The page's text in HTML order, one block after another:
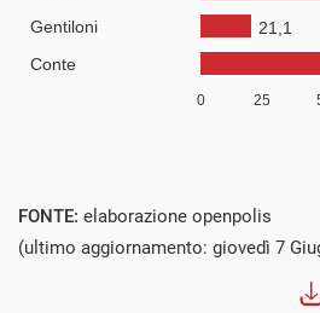
FONTE: elaborazione openpolis
(ultimo aggiornamento: giovedì 7